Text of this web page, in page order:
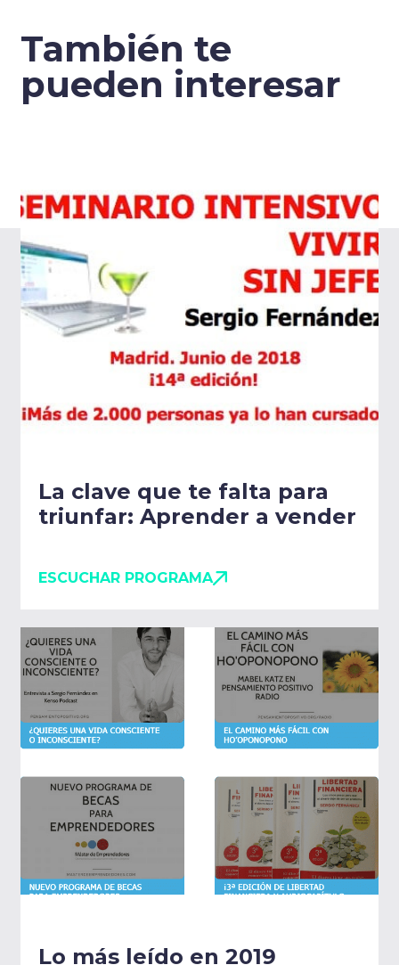
También te
pueden interesar
La clave que te falta para
triunfar: Aprender a vender
ESCUCHAR PROGRAMA
Lo más leído en 2019